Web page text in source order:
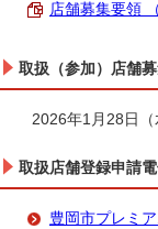
店舗募集要領
取扱（参加）店舗
2026年1月28日（
取扱店舗登録申請
豊岡市プレミ